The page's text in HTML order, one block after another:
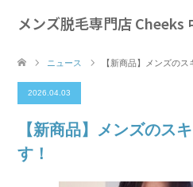
メンズ脱毛専門店 Cheeks
ニュース 【新商品】メンズのス
2026.04.03
【新商品】メンズのス
す！